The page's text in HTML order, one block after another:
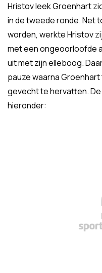
Hristov leek Groenhart
in de tweede ronde. Net
worden, werkte Hristov
met een ongeoorloofde
uit met zijn elleboog.
pauze waarna
gevecht te hervatten.
hieronder: